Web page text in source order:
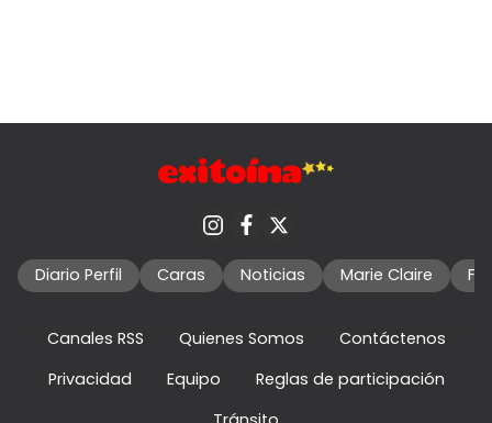
Diario Perfil Caras Noticias Marie Claire
Canales RSS Quienes Somos
Contáctenos
Privacidad
Equipo
Reglas de participación